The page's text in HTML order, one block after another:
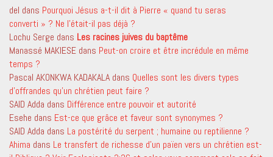
del dans Pourquoi Jésus a-t-il dit à Pierre « quand tu seras
converti » ? Ne l’était-il pas déjà ?
Lochu Serge dans Les racines juives du baptême
Manassé MAKIESE dans Peut-on croire et être incrédule en même
temps ?
Pascal AKONKWA KADAKALA dans Quelles sont les divers types
d’offrandes qu’un chrétien peut faire ?
SAID Adda dans Différence entre pouvoir et autorité
Esehe dans Est-ce que grâce et faveur sont synonymes ?
SAID Adda dans La postérité du serpent ; humaine ou reptilienne ?
Ahima dans Le transfert de richesse d’un païen vers un chrétien est-